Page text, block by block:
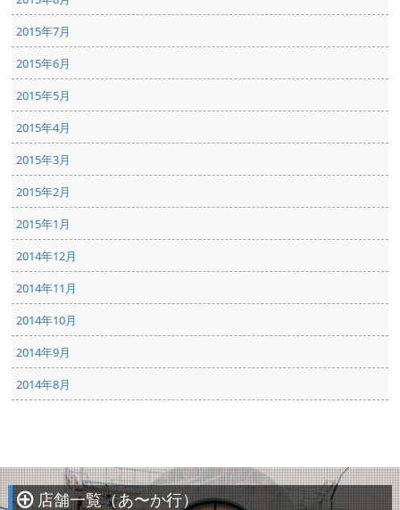
2015年7月
2015年6月
2015年5月
2015年4月
2015年3月
2015年2月
2015年1月
2014年12月
2014年11月
2014年10月
2014年9月
2014年8月
À 店舗一覧（あ〜か行）